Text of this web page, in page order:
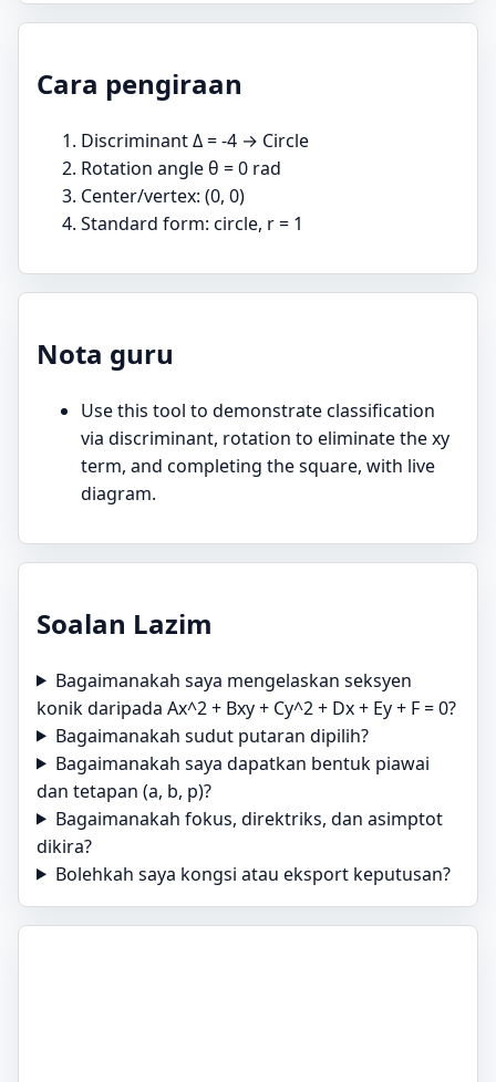
Cara pengiraan
Discriminant Δ = -4 → Circle
Rotation angle θ = 0 rad
Center/vertex: (0, 0)
Standard form: circle, r = 1
Nota guru
Use this tool to demonstrate classification
via discriminant, rotation to eliminate the xy
term, and completing the square, with live
diagram.
Soalan Lazim
Bagaimanakah saya mengelaskan seksyen
konik daripada Ax^2 + Bxy + Cy^2 + Dx + Ey + F = 0?
Bagaimanakah sudut putaran dipilih?
Bagaimanakah saya dapatkan bentuk piawai
dan tetapan (a, b, p)?
Bagaimanakah fokus, direktriks, dan asimptot
dikira?
Bolehkah saya kongsi atau eksport keputusan?